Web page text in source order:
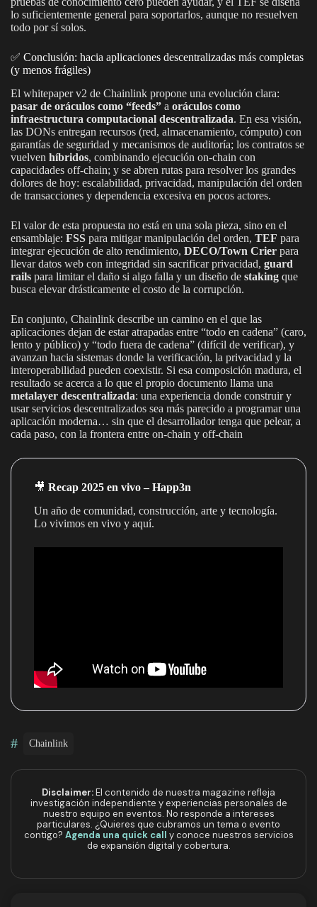
lo suficientemente general para soportarlos, aunque no resuelven
todo por sí solos.
✅ Conclusión: hacia aplicaciones descentralizadas más completas
(y menos frágiles)
El whitepaper v2 de Chainlink propone una evolución clara:
pasar de oráculos como “feeds” a oráculos como
infraestructura computacional descentralizada. En esa visión,
las DONs entregan recursos (red, almacenamiento, cómputo) con
garantías de seguridad y mecanismos de auditoría; los contratos se
vuelven híbridos, combinando ejecución on-chain con
capacidades off-chain; y se abren rutas para resolver los grandes
dolores de hoy: escalabilidad, privacidad, manipulación del orden
de transacciones y dependencia excesiva en pocos actores.
El valor de esta propuesta no está en una sola pieza, sino en el
ensamblaje: FSS para mitigar manipulación del orden, TEF para
integrar ejecución de alto rendimiento, DECO/Town Crier para
llevar datos web con integridad sin sacrificar privacidad, guard
rails para limitar el daño si algo falla y un diseño de staking que
busca elevar drásticamente el costo de la corrupción.
En conjunto, Chainlink describe un camino en el que las
aplicaciones dejan de estar atrapadas entre “todo en cadena” (caro,
lento y público) y “todo fuera de cadena” (difícil de verificar), y
avanzan hacia sistemas donde la verificación, la privacidad y la
interoperabilidad pueden coexistir. Si esa composición madura, el
resultado se acerca a lo que el propio documento llama una
metalayer descentralizada: una experiencia donde construir y
usar servicios descentralizados sea más parecido a programar una
aplicación moderna… sin que el desarrollador tenga que pelear, a
cada paso, con la frontera entre on-chain y off-chain
🎥 Recap 2025 en vivo – Happ3n
Un año de comunidad, construcción, arte y tecnología.
Lo vivimos en vivo y aquí.
# Chainlink
Disclaimer:El contenido de nuestra magazine refleja
investigación independiente y experiencias personales de
nuestro equipo en eventos. No responde a intereses
particulares. ¿Quieres que cubramos un tema o evento
contigo? Agenda una quick call y conoce nuestros servicios
de expansión digital y cobertura.